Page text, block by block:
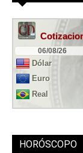
HORÓSCOPO